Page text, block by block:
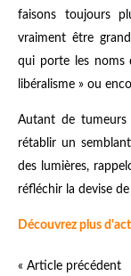
faisons toujours
vraiment être
qui porte les noms
libéralisme » ou
Autant de
rétablir un
des lumières,
réfléchir la devise
Découvrez plus
« Article précédent